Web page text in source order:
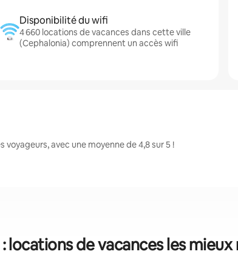
Disponibilité du wifi
4 660 locations de vacances dans cette ville
(Cephalonia) comprennent un accès wifi
avec une moyenne de 4,8 sur 5 !
locations de vacances les